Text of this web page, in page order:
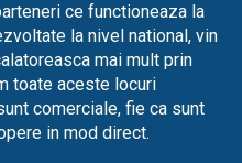
ce functioneaza la
la nivel national, vin
mai mult prin
toate aceste locuri
comerciale, fie ca sunt
in mod direct.